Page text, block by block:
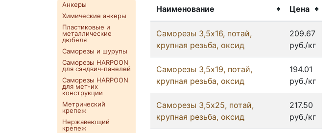
Анкеры
Химические анкеры
Пластиковые и
металлические
дюбеля
Саморезы и шурупы
Саморезы HARPOON
для сэндвич-панелей
Саморезы HARPOON
для мет-их
конструкции
Метрический
крепеж
Нержавеющий
крепеж
Наименование Цена
Саморезы 3,5x16, потай,
крупная резьба, оксид
209.67
руб./кг
Саморезы 3,5x19, потай,
крупная резьба, оксид
194.01
руб./кг
Саморезы 3,5x25, потай,
крупная резьба, оксид
217.50
руб./кг